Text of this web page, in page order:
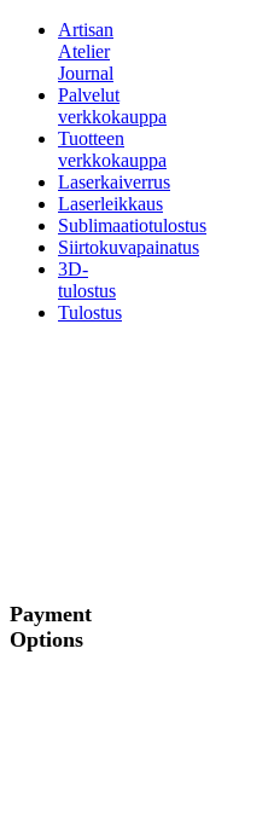
Artisan
Atelier
Journal
Palvelut
verkkokauppa
Tuotteen
verkkokauppa
Laserkaiverrus
Laserleikkaus
Sublimaatiotulostus
Siirtokuvapainatus
3D-
tulostus
Tulostus
Payment
Options